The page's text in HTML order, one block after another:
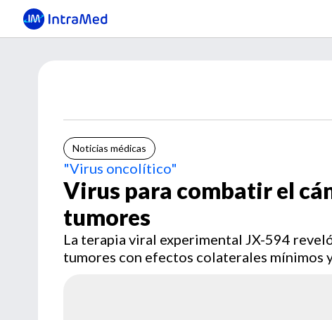
Noticias médicas
"Virus oncolítico"
Virus para combatir el
tumores
La terapia viral experimental JX-594
tumores con efectos colaterales mínimos